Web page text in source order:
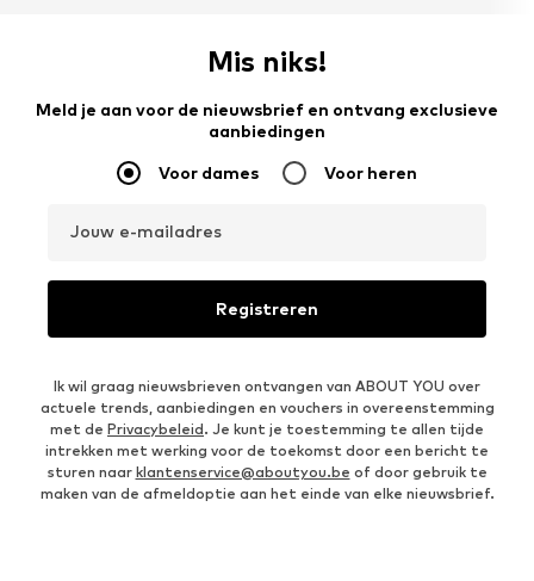
Mis niks!
Meld je aan voor de nieuwsbrief en ontvang exclusieve
aanbiedingen
Voor dames Voor heren
Jouw e-mailadres
Registreren
Ik wil graag nieuwsbrieven ontvangen van ABOUT YOU over
actuele trends, aanbiedingen en vouchers in overeenstemming
met de Privacybeleid. Je kunt je toestemming te allen tijde
intrekken met werking voor de toekomst door een bericht te
sturen naar klantenservice@aboutyou.be of door gebruik te
maken van de afmeldoptie aan het einde van elke nieuwsbrief.